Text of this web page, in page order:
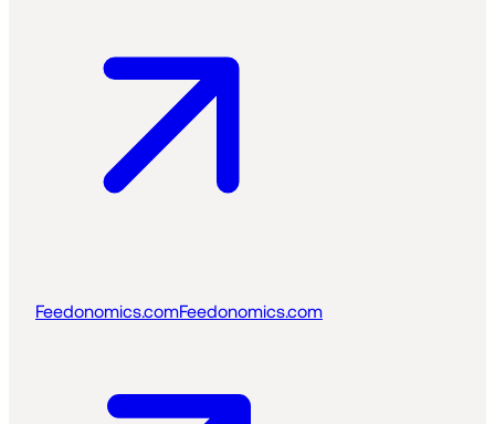
Feedonomics.comFeedonomics.com